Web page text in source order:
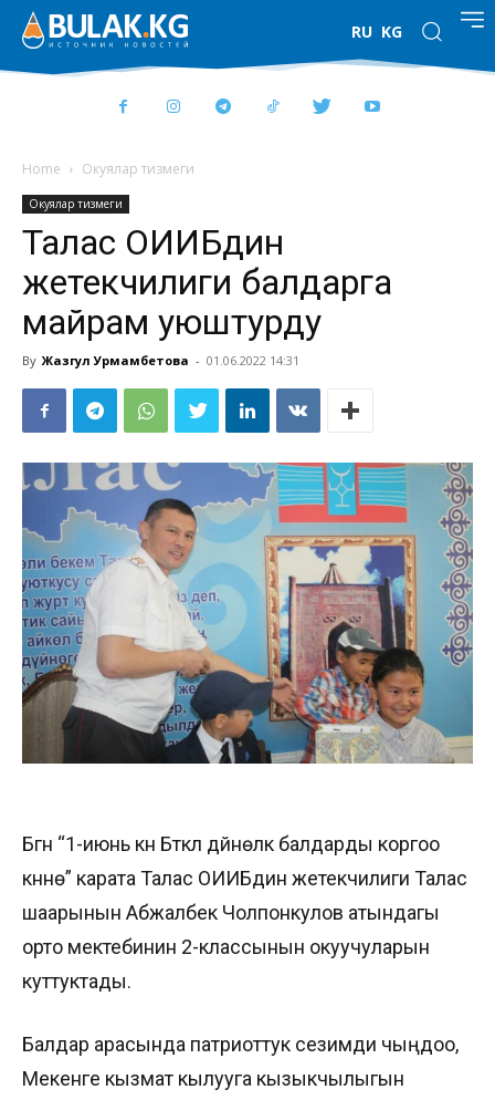
RU KG
Home Окуялар тизмеги
Окуялар тизмеги
Талас ОИИБдин
жетекчилиги балдарга
майрам уюштурду
By Жазгул Урмамбетова - 01.06.2022 14:31
Бүгүн “1-июнь күнү Бүткүл дүйнөлүк балдарды коргоо
күнүнө” карата Талас ОИИБдин жетекчилиги Талас
шаарынын Абжалбек Чолпонкулов атындагы
орто мектебинин 2-классынын окуучуларын
куттуктады.
Балдар арасында патриоттук сезимди чыңдоо,
Мекенге кызмат кылууга кызыкчылыгын